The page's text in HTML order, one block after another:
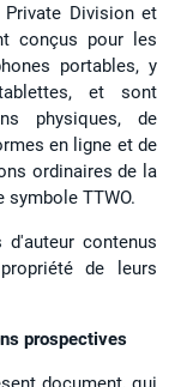
Private Division et
conçus pour les
portables, y
et sont
physiques, de
en ligne et de
ordinaires de la
symbole TTWO.
contenus
de leurs
prospectives